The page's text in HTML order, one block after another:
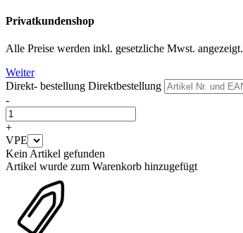
Privatkundenshop
Alle Preise werden inkl. gesetzliche Mwst. angezeigt.
Weiter
Direkt- bestellung Direktbestellung
-
+
VPE
Kein Artikel gefunden
Artikel wurde zum Warenkorb hinzugefügt